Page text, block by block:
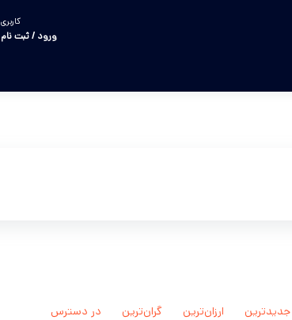
کاربری
ورود / ثبت نام
جدیدترین ارزان‌ترین گران‌ترین در دسترس